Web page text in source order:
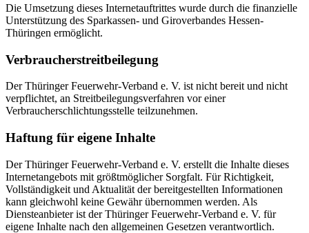
Die Umsetzung dieses Internetauftrittes wurde durch die finanzielle
Unterstützung des Sparkassen- und Giroverbandes Hessen-
Thüringen ermöglicht.
Verbraucherstreitbeilegung
Der Thüringer Feuerwehr-Verband e. V. ist nicht bereit und nicht
verpflichtet, an Streitbeilegungsverfahren vor einer
Verbraucherschlichtungsstelle teilzunehmen.
Haftung für eigene Inhalte
Der Thüringer Feuerwehr-Verband e. V. erstellt die Inhalte dieses
Internetangebots mit größtmöglicher Sorgfalt. Für Richtigkeit,
Vollständigkeit und Aktualität der bereitgestellten Informationen
kann gleichwohl keine Gewähr übernommen werden. Als
Diensteanbieter ist der Thüringer Feuerwehr-Verband e. V. für
eigene Inhalte nach den allgemeinen Gesetzen verantwortlich.